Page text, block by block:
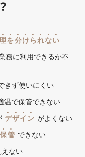
理を分けられない
務に利用できるか不
きず使いにくい
温で保管できない
デザイ ン がよくない
保管 できない
えない